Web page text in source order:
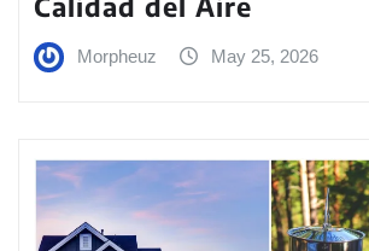
Morpheuz May 25, 2026